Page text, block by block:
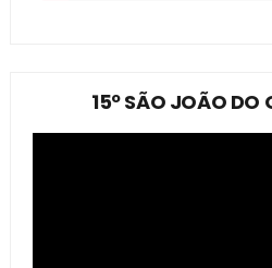
15º SÃO JOÃO DO